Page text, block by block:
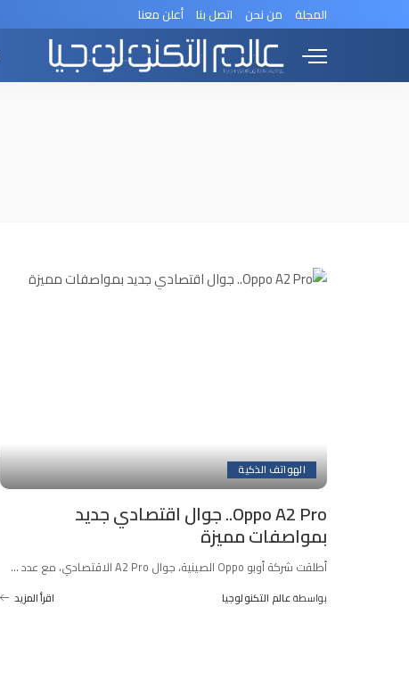
المجلة من نحن اتصل بنا أعلن معنا
الهواتف الذكية
Oppo A2 Pro.. جوال اقتصادي جديد
بمواصفات مميزة
أطلقت شركة أوبو Oppo الصينية، جوال A2 Pro الاقتصادي، مع عدد ...
Posted
بواسطةعالم التكنولوجيا اقرأ المزيد